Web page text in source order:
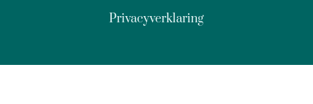
Privacyverklaring